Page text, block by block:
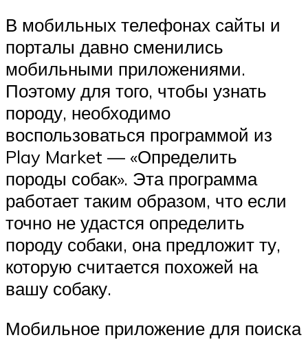
В мобильных телефонах сайты и
порталы давно сменились
мобильными приложениями.
Поэтому для того, чтобы узнать
породу, необходимо
воспользоваться программой из
Play Market — «Определить
породы собак». Эта программа
работает таким образом, что если
точно не удастся определить
породу собаки, она предложит ту,
которую считается похожей на
вашу собаку.
Мобильное приложение для поиска